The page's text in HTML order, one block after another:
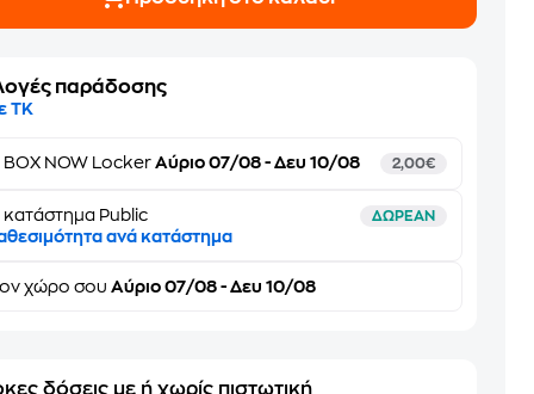
παράδοσης
ΤΚ
BOX NOW Locker Αύριο 07/08 - Δευ 10/08 2,00€
κατάστημα Public ΔΩΡΕΑΝ
ανά κατάστημα
χώρο σου Αύριο 07/08 - Δευ 10/08
δόσεις με ή χωρίς πιστωτική